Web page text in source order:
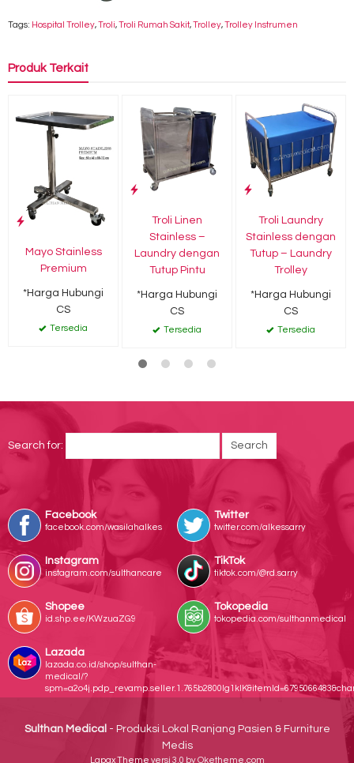
Tags: Hospital Trolley,Troli,Troli Rumah Sakit,Trolley,Trolley Instrumen
Produk Terkait
Mayo Stainless
Premium
*Harga Hubungi
CS
Tersedia
Troli Linen
Stainless –
Laundry dengan
Tutup Pintu
*Harga Hubungi
CS
Tersedia
Troli Laundry
Stainless dengan
Tutup – Laundry
Trolley
*Harga Hubungi
CS
Tersedia
Search for:
Facebook
facebook.com/wasilahalkes
Twitter
twitter.com/alkessarry
Instagram
instagram.com/sulthancare
TikTok
tiktok.com/@rd.sarry
Shopee
id.shp.ee/KWzuaZG9
Tokopedia
tokopedia.com/sulthanmedical
Lazada
lazada.co.id/shop/sulthan-
medical/?
Sulthan Medical - Produksi Lokal Ranjang Pasien & Furniture
Medis
Lapax Theme versi 3.0 by Oketheme.com